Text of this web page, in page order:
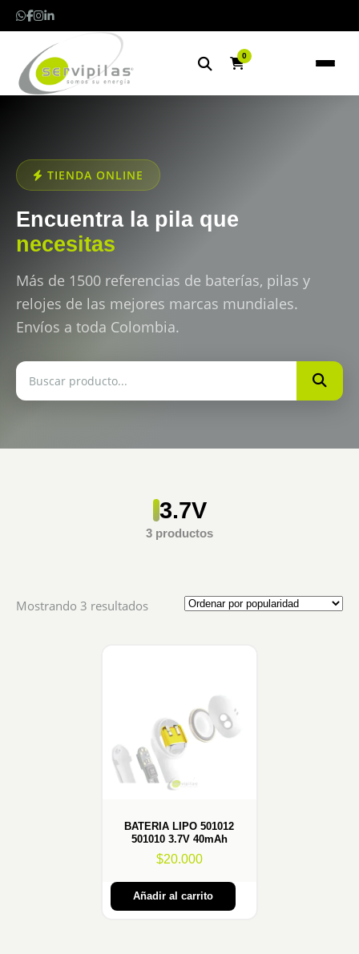
0
TIENDA ONLINE
Encuentra la pila que
necesitas
Más de 1500 referencias de baterías, pilas y
relojes de las mejores marcas mundiales.
Envíos a toda Colombia.
3.7V
3 productos
Mostrando 3 resultadosSorted
BATERIA LIPO 501012
501010 3.7V 40mAh
$20.000
Añadir al carrito